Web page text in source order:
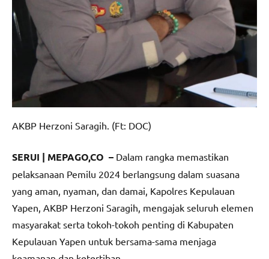
AKBP Herzoni Saragih. (Ft: DOC)
SERUI | MEPAGO,CO – Dalam rangka memastikan
pelaksanaan Pemilu 2024 berlangsung dalam suasana
yang aman, nyaman, dan damai, Kapolres Kepulauan
Yapen, AKBP Herzoni Saragih, mengajak seluruh elemen
masyarakat serta tokoh-tokoh penting di Kabupaten
Kepulauan Yapen untuk bersama-sama menjaga